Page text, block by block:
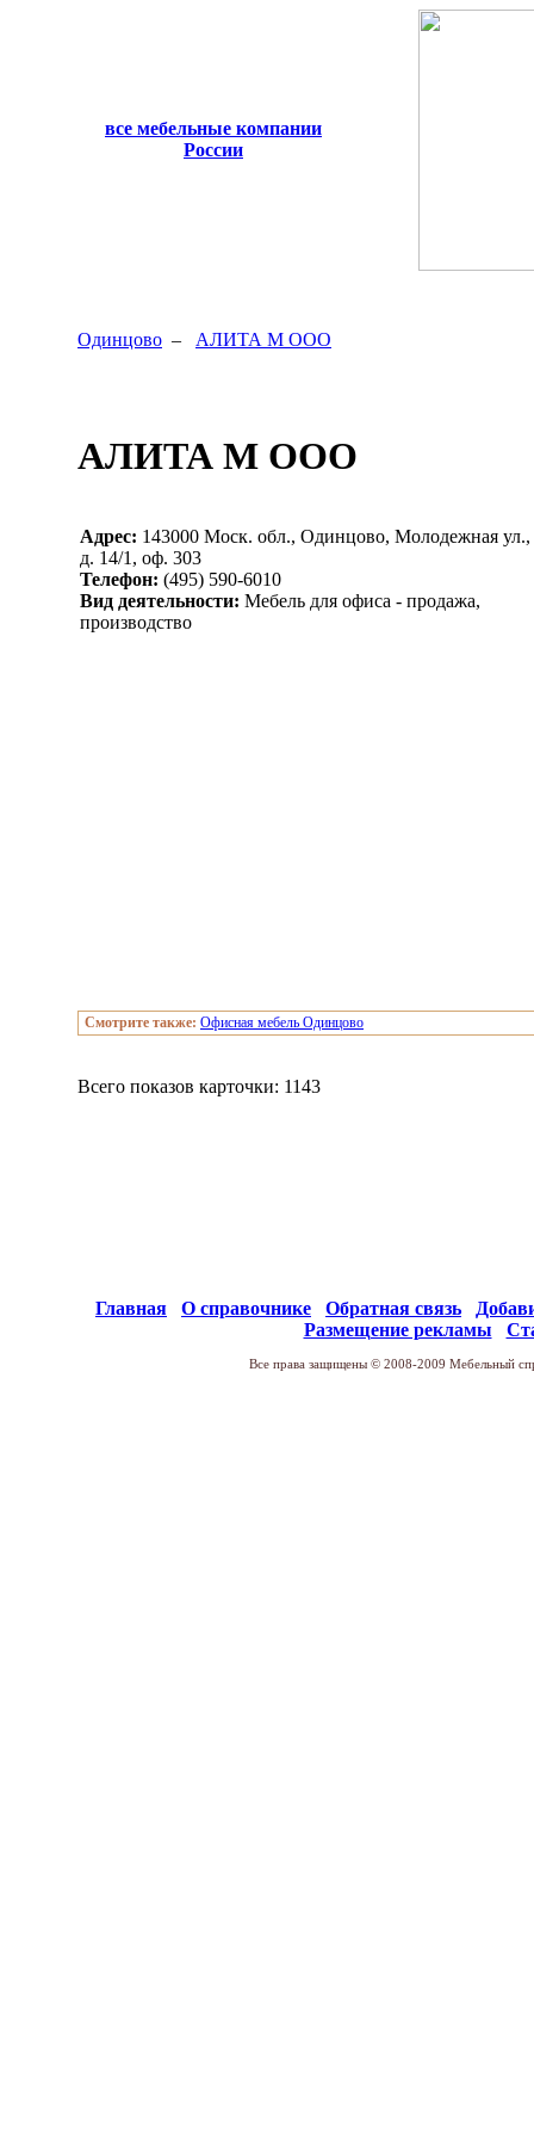
все мебельные компании
России
Одинцово – АЛИТА М ООО
АЛИТА М ООО
Адрес: 143000 Моск. обл., Одинцово, Молодежная ул.,
д. 14/1, оф. 303
Телефон: (495) 590-6010
Вид деятельности: Мебель для офиса - продажа,
производство
Смотрите также: Офисная мебель Одинцово
Всего показов карточки: 1143
Главная О справочнике Обратная связь
Размещение рекламы
Все права защищены © 2008-2009 Мебельный